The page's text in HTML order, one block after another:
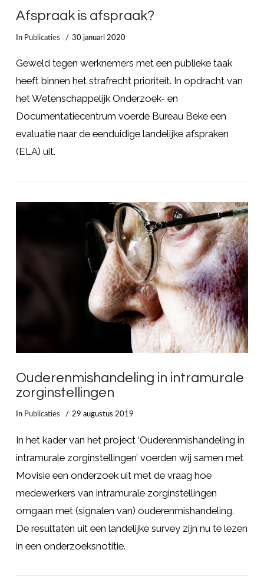
LEES MEER
Afspraak is afspraak?
In Publicaties 30 januari 2020
Geweld tegen werknemers met een publieke taak
heeft binnen het strafrecht prioriteit. In opdracht van
het Wetenschappelijk Onderzoek- en
Documentatiecentrum voerde Bureau Beke een
evaluatie naar de eenduidige landelijke afspraken
(ELA) uit.
Ouderenmishandeling in intramurale
zorginstellingen
In Publicaties 29 augustus 2019
In het kader van het project ‘Ouderenmishandeling in
intramurale zorginstellingen’ voerden wij samen met
Movisie een onderzoek uit met de vraag hoe
medewerkers van intramurale zorginstellingen
omgaan met (signalen van) ouderenmishandeling.
De resultaten uit een landelijke survey zijn nu te lezen
in een onderzoeksnotitie.